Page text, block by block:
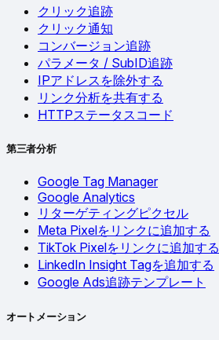
クリック追跡
クリック通知
コンバージョン追跡
パラメータ / SubID追跡
IPアドレスを除外する
リンク分析を共有する
HTTPステータスコード
第三者分析
Google Tag Manager
Google Analytics
リターゲティングピクセル
Meta Pixelをリンクに追加する
TikTok Pixelをリンクに追加する
LinkedIn Insight Tagを追加する
Google Ads追跡テンプレート
オートメーション